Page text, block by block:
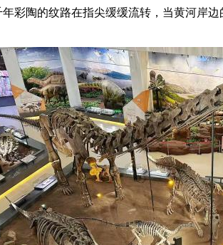
陶的纹路在指尖缓缓流转，当黄河岸